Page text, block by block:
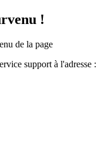
!
de la page
support à l'adresse :